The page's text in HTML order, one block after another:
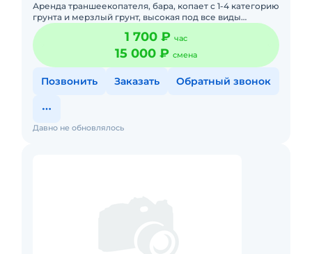
Аренда траншеекопателя, бара, копает с 1-4 категорию
грунта и мерзлый грунт, высокая под все виды
коммуникации. Работаем по РФ
1 700 ₽ час
15 000 ₽ смена
Позвонить Заказать Обратный звонок
Давно не обновлялось